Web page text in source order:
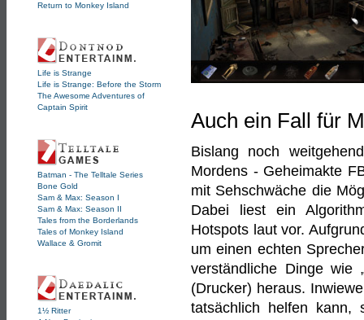
Return to Monkey Island
Life is Strange
Life is Strange: Before the Storm
The Awesome Adventures of
Captain Spirit
Batman - The Telltale Series
Bone Gold
Sam & Max: Season I
Sam & Max: Season II
Tales from the Borderlands
Tales of Monkey Island
Wallace & Gromit
1½ Ritter
Auch ein Fall für
Bislang noch
Mordens - Geheimakte
mit Sehschwäche die
Dabei liest ein
Hotspots laut vor.
um einen echten
verständliche Dinge wie
(Drucker) heraus.
tatsächlich helfen kann,